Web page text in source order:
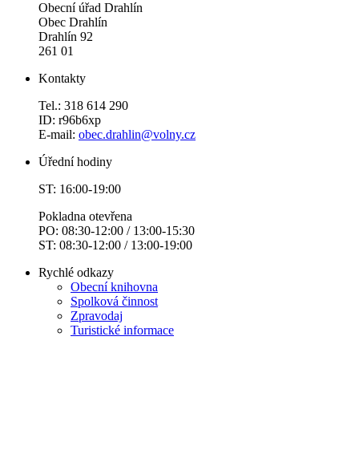
Obecní úřad Drahlín
Obec Drahlín
Drahlín 92
261 01
Kontakty
Tel.: 318 614 290
ID: r96b6xp
E-mail: obec.drahlin@volny.cz
Úřední hodiny
ST: 16:00-19:00
Pokladna otevřena
PO: 08:30-12:00 / 13:00-15:30
ST: 08:30-12:00 / 13:00-19:00
Rychlé odkazy
Obecní knihovna
Spolková činnost
Zpravodaj
Turistické informace